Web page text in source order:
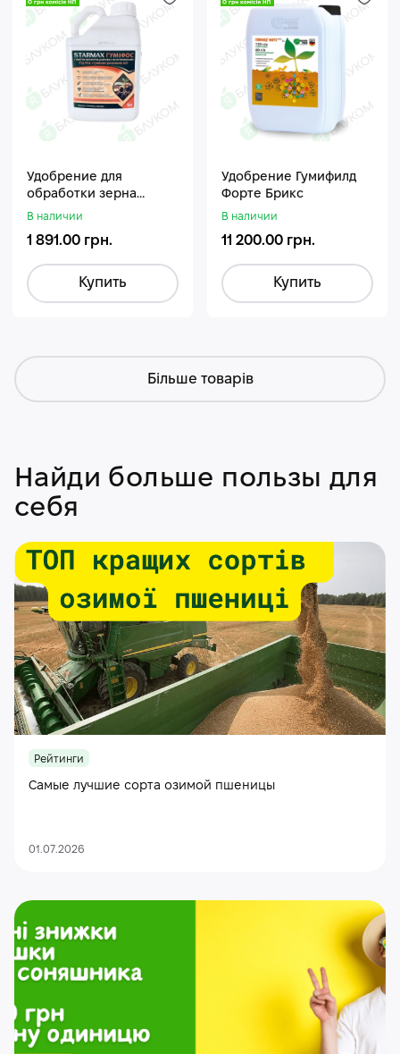
Удобрение для
обработки зерна
Стармакс Гумифос
В наличии
1 891.00 грн.
Купить
Удобрение Гумифилд
Форте Брикс
В наличии
11 200.00 грн.
Купить
Більше товарів
Найди больше пользы для
себя
Рейтинги
Самые лучшие сорта озимой пшеницы
01.07.2026